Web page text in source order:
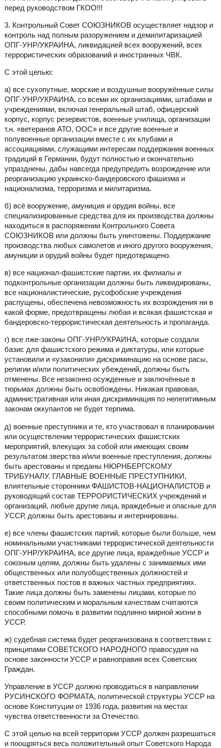
перед руководством ГКОО!!!
3. Контрольный Совет СОЮЗНИКОВ осуществляет надзор и
контроль над полным разоружением и демилитаризацией
ОПГ-УНР/УКРАИНА, ликвидацией всех вооружений, всех
террористических образований и иностранных ЧВК.
С этой целью:
а) все сухопутные, морские и воздушные вооружённые силы
ОПГ-УНР/УКРАИНА, со всеми их организациями, штабами и
учреждениями, включая генеральный штаб, офицерский
корпус, корпус резервистов, военные училища, организации
т.н. «ветеранов АТО, ООС» и все другие военные и
полувоенные организации вместе с их клубами и
ассоциациями, служащими интересам поддержания военных
традиций в Германии, будут полностью и окончательно
упразднены, дабы навсегда предупредить возрождение или
реорганизацию украинско-бандеровского фашизма и
национализма, терроризма и милитаризма.
б) всё вооружение, амуниция и орудия войны, все
специализированные средства для их производства должны
находиться в распоряжении Контрольного Совета
СОЮЗНИКОВ или должны быть уничтожены. Поддержание
производства любых самолетов и иного другого вооружения,
амуниции и орудий войны будет предотвращено.
в) все национал-фашистские партии, их филиалы и
подконтрольные организации должны быть ликвидированы,
все националистические, русофобские учреждения
распущены, обеспечена невозможность их возрождения ни в
какой форме, предотвращены любая и всякая фашистская и
бандеровско-террористическая деятельность и пропаганда.
г) все лже-законы ОПГ-УНР/УКРАИНА, которые создали
базис для фашистского режима и диктатуры, или которые
установили и «узаконили» дискриминацию на основе расы,
религии и/или политических убеждений, должны быть
отменены. Все незаконно осужденные и заключённые в
тюрьмах должны быть освобождены. Никакая правовая,
административная или иная дискриминация по нелегитимным
законам оккупантов не будет терпима.
д) военные преступники и те, кто участвовал в планировании
или осуществлении террористических фашистских
мероприятий, влекущих за собой или имеющих своим
результатом зверства и/или военные преступления, должны
быть арестованы и преданы НЮРНБЕРГСКОМУ
ТРИБУНАЛУ. ГЛАВНЫЕ ВОЕННЫЕ ПРЕСТУПНИКИ,
влиятельные сторонники ФАШИСТОВ-НАЦИОНАЛИСТОВ и
руководящий состав ТЕРРОРИСТИЧЕСКИХ учреждений и
организаций, любые другие лица, враждебные и опасные для
УССР, должны быть арестованы и интернированы.
е) все члены фашистских партий, которые были больше, чем
номинальными участниками террористической деятельности
ОПГ-УНР/УКРАИНА, все другие лица, враждебные УССР и
союзным целям, должны быть удалены с занимаемых ими
общественных или полуобщественных должностей и
ответственных постов в важных частных предприятиях.
Такие лица должны быть заменены лицами, которые по
своим политическим и моральным качествам считаются
способными помочь в развитии подлинно мирной жизни в
УССР.
ж) судебная система будет реорганизована в соответствии с
принципами СОВЕТСКОГО НАРОДНОГО правосудия на
основе законности УССР и равноправия всех Советских
Граждан.
Управление в УССР должно проводиться в направлении
РУСИНСКОГО ФОРМАТА, политической структуры УССР на
основе Конституции от 1936 года, развития на местах
чувства ответственности за Отечество.
С этой целью на всей территории УССР должен разрешаться
и поощряться весь положительный опыт Советского Народа